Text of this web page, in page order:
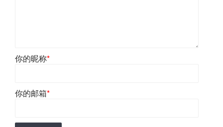
你的昵称*
你的邮箱*